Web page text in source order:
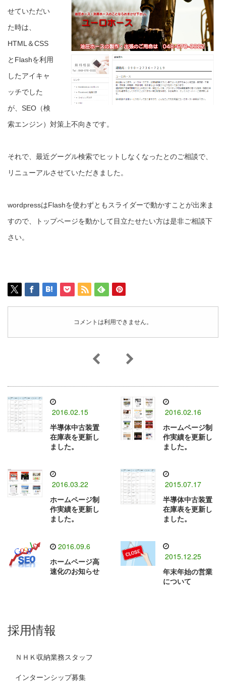
せていただい
た時は、
HTML＆CSS
とFlashを利用
したアイキャ
ッチでした
が、SEO（検
索エンジン）対策上不向きです。
それで、最近グーグル検索でヒットしなくなったとのご相談で、
リニューアルさせていただきました。
wordpressはFlashを使わずともスライダーで動かすことが出来ま
すので、トップページを動かして目立たせたい方は是非ご相談下
さい。
コメントは利用できません。
2016.02.15
半導体中古装置
在庫表を更新し
ました。
2016.02.16
ホームページ制
作実績を更新し
ました。
2016.03.22
ホームページ制
作実績を更新し
ました。
2015.07.17
半導体中古装置
在庫表を更新し
ました。
2016.09.6
ホームページ高
速化のお知らせ
2015.12.25
年末年始の営業
について
採用情報
ＮＨＫ収納業務スタッフ
インターンシップ募集